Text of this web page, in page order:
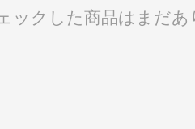
ックした商品はまだあ